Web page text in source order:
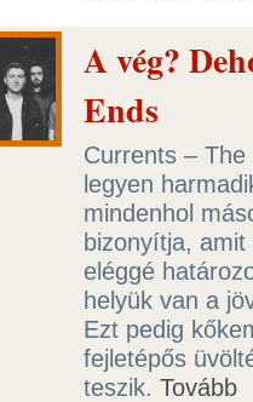
A vég?
Ends
Currents –
legyen
mindenhol
bizonyítja,
eléggé
helyük van a
Ezt pedig
fejletépős
teszik. Tovább